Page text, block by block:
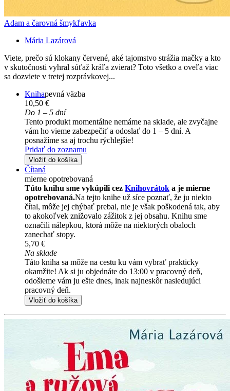
Adam a čarovná šmykľavka
Mária Lazárová
Viete, prečo sú klokany červené, aké tajomstvo strážia mačky a kto
v skutočnosti vyhral súťaž kráľa zvierat? Toto všetko a oveľa viac
sa dozviete v tretej rozprávkovej...
Knihapevná väzba
10,50 €
Do 1 – 5 dní
Tento produkt momentálne nemáme na sklade, ale zvyčajne
vám ho vieme zabezpečiť a odoslať do 1 – 5 dní. A
posnažíme sa aj trochu rýchlejšie!
Pridať do zoznamu
Vložiť do košíka
Čítaná
mierne opotrebovaná
Túto knihu sme vykúpili cez Knihovrátok a je mierne
opotrebovaná.Na tejto knihe už síce poznať, že ju niekto
čítal, môže jej chýbať prebal, nie je však poškodená tak, aby
to akokoľvek znižovalo zážitok z jej obsahu. Knihu sme
označili nálepkou, ktorá môže na niektorých obaloch
zanechať stopy.
5,70 €
Na sklade
Táto kniha sa môže na cestu ku vám vybrať prakticky
okamžite! Ak si ju objednáte do 13:00 v pracovný deň,
odošleme vám ju ešte dnes, inak najneskôr nasledujúci
pracovný deň.
Vložiť do košíka